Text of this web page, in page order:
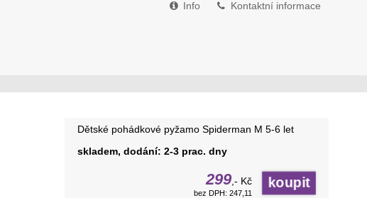
Dětské pohádkové pyžamo Spiderman M 5-6 let
skladem, dodání: 2-3 prac. dny
299,- Kč
bez DPH: 247,11
Info Kontaktní informace